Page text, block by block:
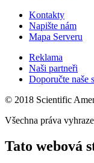
Kontakty
Napište nám
Mapa Serveru
Reklama
Naši partneři
Doporučte naše
© 2018 Scientific
Všechna práva
Tato webová